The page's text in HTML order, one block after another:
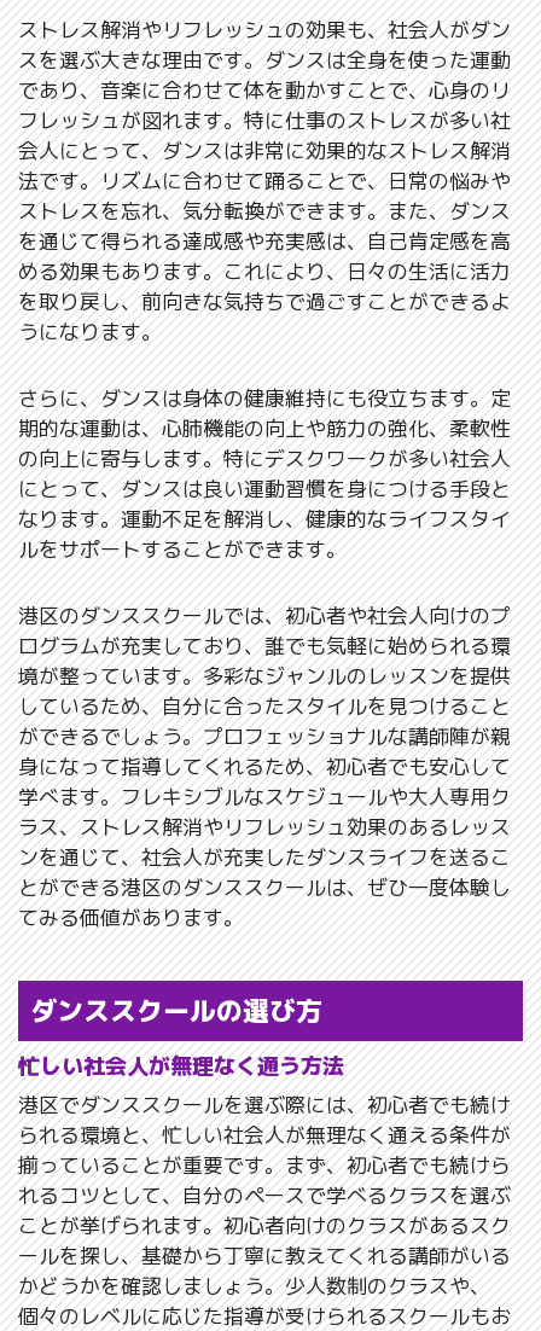
ストレス解消やリフレッシュの効果も、社会人がダン
スを選ぶ大きな理由です。ダンスは全身を使った運動
であり、音楽に合わせて体を動かすことで、心身のリ
フレッシュが図れます。特に仕事のストレスが多い社
会人にとって、ダンスは非常に効果的なストレス解消
法です。リズムに合わせて踊ることで、日常の悩みや
ストレスを忘れ、気分転換ができます。また、ダンス
を通じて得られる達成感や充実感は、自己肯定感を高
める効果もあります。これにより、日々の生活に活力
を取り戻し、前向きな気持ちで過ごすことができるよ
うになります。
さらに、ダンスは身体の健康維持にも役立ちます。定
期的な運動は、心肺機能の向上や筋力の強化、柔軟性
の向上に寄与します。特にデスクワークが多い社会人
にとって、ダンスは良い運動習慣を身につける手段と
なります。運動不足を解消し、健康的なライフスタイ
ルをサポートすることができます。
港区のダンススクールでは、初心者や社会人向けのプ
ログラムが充実しており、誰でも気軽に始められる環
境が整っています。多彩なジャンルのレッスンを提供
しているため、自分に合ったスタイルを見つけること
ができるでしょう。プロフェッショナルな講師陣が親
身になって指導してくれるため、初心者でも安心して
学べます。フレキシブルなスケジュールや大人専用ク
ラス、ストレス解消やリフレッシュ効果のあるレッス
ンを通じて、社会人が充実したダンスライフを送るこ
とができる港区のダンススクールは、ぜひ一度体験し
てみる価値があります。
ダンススクールの選び方
忙しい社会人が無理なく通う方法
港区でダンススクールを選ぶ際には、初心者でも続け
られる環境と、忙しい社会人が無理なく通える条件が
揃っていることが重要です。まず、初心者でも続けら
れるコツとして、自分のペースで学べるクラスを選ぶ
ことが挙げられます。初心者向けのクラスがあるスク
ールを探し、基礎から丁寧に教えてくれる講師がいる
かどうかを確認しましょう。少人数制のクラスや、
個々のレベルに応じた指導が受けられるスクールもお